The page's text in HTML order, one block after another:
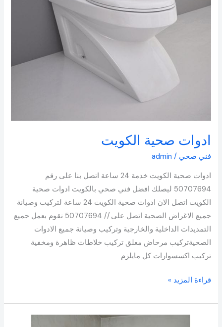
ادوات صحية الكويت
فني صحي /
admin
ادوات صحية الكويت خدمة 24 ساعة اتصل بنا على رقم
50707694 ليصلك افضل فني صحي بالكويت ادوات صحية
الكويت اتصل الان ادوات صحية الكويت 24 ساعة لتركيب وصيانة
جميع الاغراض الصحية اتصل على // 50707694 نقوم بعمل جميع
التمديدات الداخلية والخارجية وتركيب وصيانة جميع الادوات
الصحيةتركيب مرحاض معلق تركيب خلاطات ظاهرة ومخفية
تركيب اكسسوارات كل مايلزم
قراءة المزيد »